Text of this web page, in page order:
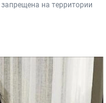
на территории